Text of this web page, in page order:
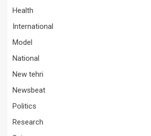
Health
International
Model
National
New tehri
Newsbeat
Politics
Research